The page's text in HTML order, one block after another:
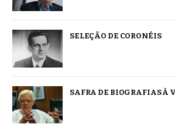
SELEÇÃO DE CORONÉIS
SAFRA DE BIOGRAFIAS À